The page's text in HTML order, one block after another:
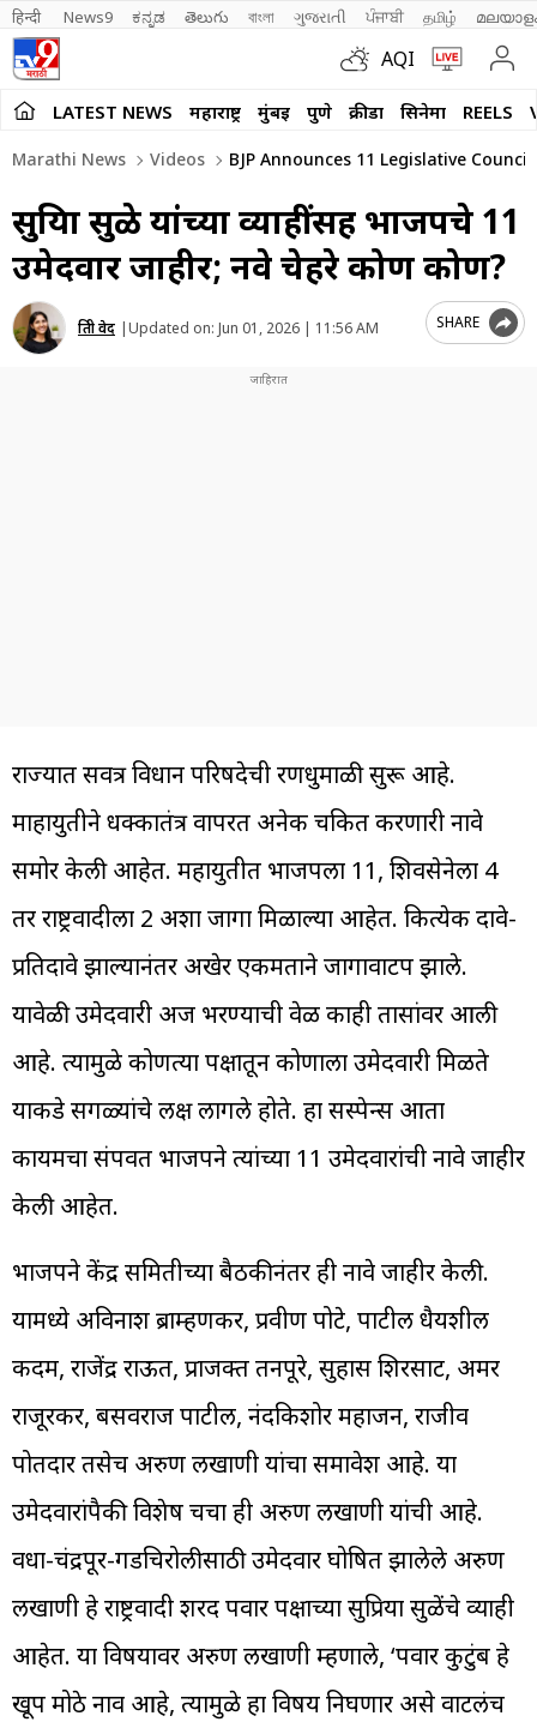
हिन्दी News9 ಕನ್ನಡ తెలుగు বাংলা ગુજરાતી ਪੰਜਾਬੀ தமிழ்
AQI
LATEST NEWS महाराष्ट्र मुंबई पुणे क्रीडा सिनेमा REELS
Marathi News Videos BJP Announces 11 Legislative
सुप्रिया सुळे यांच्या व्याहींसह भाजपचे 11
उमेदवार जाहीर; नवे चेहरे कोण कोण?
प्रिती वेद |Updated on: Jun 01, 2026 | 11:56 AM SHARE
राज्यात सर्वत्र विधान परिषदेची रणधुमाळी सुरू आहे.
माहायुतीने धक्कातंत्र वापरत अनेक चकित करणारी नावे
समोर केली आहेत. महायुतीत भाजपला 11, शिवसेनेला 4
तर राष्ट्रवादीला 2 अशा जागा मिळाल्या आहेत. कित्येक दावे-
प्रतिदावे झाल्यानंतर अखेर एकमताने जागावाटप झाले.
यावेळी उमेदवारी अर्ज भरण्याची वेळ काही तासांवर आली
आहे. त्यामुळे कोणत्या पक्षातून कोणाला उमेदवारी मिळते
याकडे सगळ्यांचे लक्ष लागले होते. हा सस्पेन्स आता
कायमचा संपवत भाजपने त्यांच्या 11 उमेदवारांची नावे जाहीर
केली आहेत.
भाजपने केंद्र समितीच्या बैठकीनंतर ही नावे जाहीर केली.
यामध्ये अविनाश ब्राम्हणकर, प्रवीण पोटे, पाटील धैर्यशील
कदम, राजेंद्र राऊत, प्राजक्त तनपूरे, सुहास शिरसाट, अमर
राजूरकर, बसवराज पाटील, नंदकिशोर महाजन, राजीव
पोतदार तसेच अरुण लखाणी यांचा समावेश आहे. या
उमेदवारांपैकी विशेष चर्चा ही अरुण लखाणी यांची आहे.
वर्धा-चंद्रपूर-गडचिरोलीसाठी उमेदवार घोषित झालेले अरुण
लखाणी हे राष्ट्रवादी शरद पवार पक्षाच्या सुप्रिया सुळेंचे व्याही
आहेत. या विषयावर अरुण लखाणी म्हणाले, ‘पवार कुटुंब हे
खूप मोठे नाव आहे, त्यामुळे हा विषय निघणार असे वाटलंच